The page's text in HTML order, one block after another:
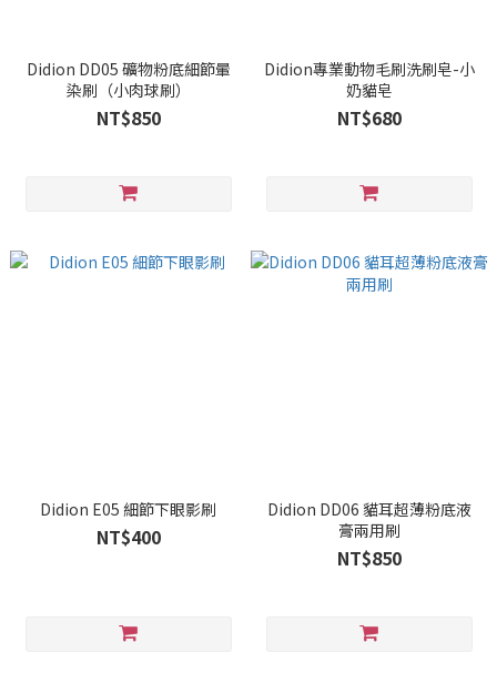
Didion DD05 礦物粉底細節暈
染刷（小肉球刷）
NT$850
Didion專業動物毛刷洗刷皂-小
奶貓皂
NT$680
Didion E05 細節下眼影刷
NT$400
Didion DD06 貓耳超薄粉底液
膏兩用刷
NT$850